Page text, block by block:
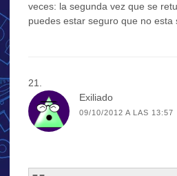
veces: la segunda vez que se
puedes estar seguro que no esta
Exiliado
09/10/2012 A LAS 13:57